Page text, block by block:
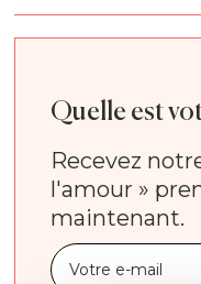
Quelle est
Recevez
l'amour »
maintenant.